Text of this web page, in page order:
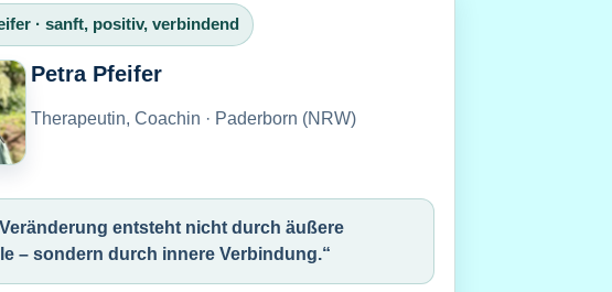
· sanft, positiv, verbindend
Petra Pfeifer
Therapeutin, Coachin · Paderborn (NRW)
entsteht nicht durch äußere
– sondern durch innere Verbindung.“